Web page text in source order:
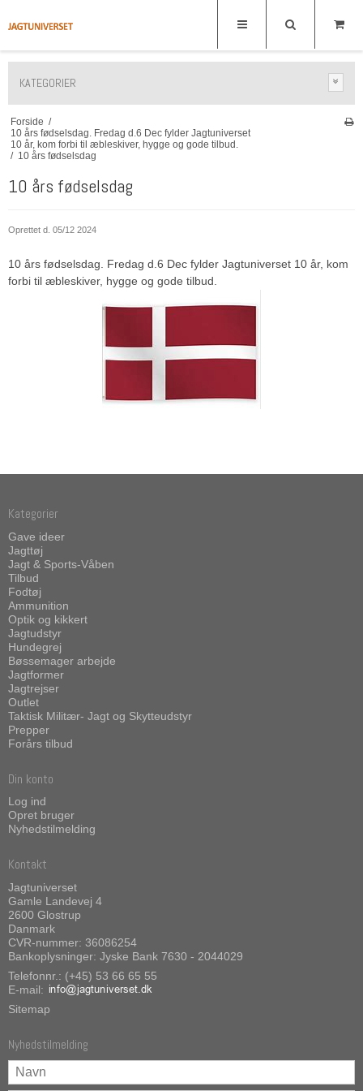
KATEGORIER
Forside /
10 års fødselsdag. Fredag d.6 Dec fylder Jagtuniverset
10 år, kom forbi til æbleskiver, hygge og gode tilbud.
/ 10 års fødselsdag
10 års fødselsdag
Oprettet d. 05/12 2024
10 års fødselsdag. Fredag d.6 Dec fylder Jagtuniverset 10 år, kom
forbi til æbleskiver, hygge og gode tilbud.
Kategorier
Gave ideer
Jagttøj
Jagt & Sports-Våben
Tilbud
Fodtøj
Ammunition
Optik og kikkert
Jagtudstyr
Hundegrej
Bøssemager arbejde
Jagtformer
Jagtrejser
Outlet
Taktisk Militær- Jagt og Skytteudstyr
Prepper
Forårs tilbud
Din konto
Log ind
Opret bruger
Nyhedstilmelding
Kontakt
Jagtuniverset
Gamle Landevej 4
2600 Glostrup
Danmark
CVR-nummer: 36086254
Bankoplysninger: Jyske Bank 7630 - 2044029
Telefonnr.: (+45) 53 66 65 55
E-mail:
Sitemap
Nyhedstilmelding